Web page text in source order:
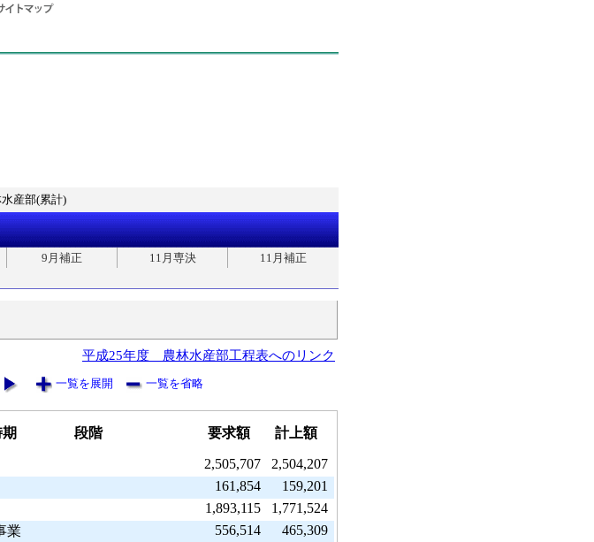
産部(累計)
9月補正 11月専決
11月補正
平成25年度 農林水産部工程表へのリンク
一覧を展開 一覧を省略
期 段階 要求額 計上額
2,505,707
2,504,207
161,854
159,201
1,893,115
1,771,524
業
556,514
465,309